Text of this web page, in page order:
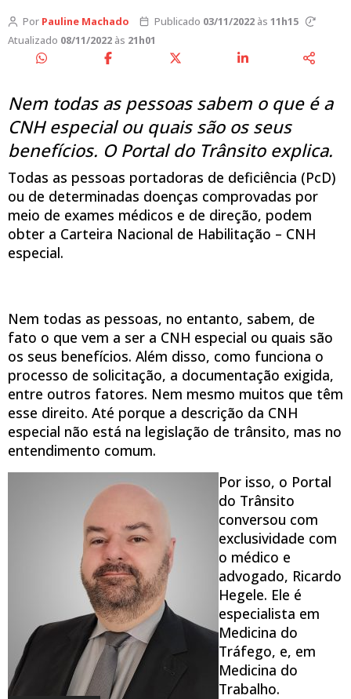
Por Pauline Machado Publicado 03/11/2022às 11h15
Atualizado 08/11/2022 às 21h01
Nem todas as pessoas sabem o que é a
CNH especial ou quais são os seus
benefícios. O Portal do Trânsito explica.
Todas as pessoas portadoras de deficiência (PcD)
ou de determinadas doenças comprovadas por
meio de exames médicos e de direção, podem
obter a Carteira Nacional de Habilitação – CNH
especial.
Nem todas as pessoas, no entanto, sabem, de
fato o que vem a ser a CNH especial ou quais são
os seus benefícios. Além disso, como funciona o
processo de solicitação, a documentação exigida,
entre outros fatores. Nem mesmo muitos que têm
esse direito. Até porque a descrição da CNH
especial não está na legislação de trânsito, mas no
entendimento comum.
Por isso, o Portal
do Trânsito
conversou com
exclusividade com
o médico e
advogado, Ricardo
Hegele. Ele é
especialista em
Medicina do
Tráfego, e, em
Medicina do
Trabalho.